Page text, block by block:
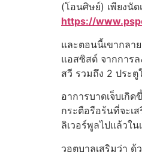
(โอนศิษย์) เพียงนั
https://
และตอนนี้เขากลา
แอสซิสต์ จากการ
สวี รวมถึง 2 ประ
อาการบาดเจ็บเกิ
กระตือรือร้นที่จะเ
ลิเวอร์พูลไปแล้วใน
วอตบาลเสริมว่า